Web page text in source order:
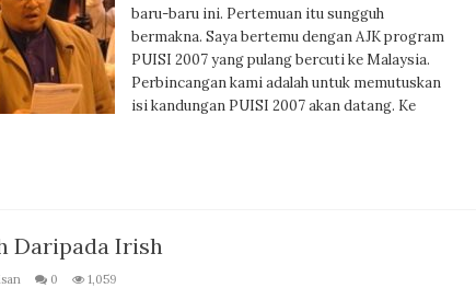
baru-baru ini. Pertemuan itu sungguh
bermakna. Saya bertemu dengan AJK program
PUISI 2007 yang pulang bercuti ke Malaysia.
Perbincangan kami adalah untuk memutuskan
isi kandungan PUISI 2007 akan datang. Ke
Daripada Irish
0 1,059